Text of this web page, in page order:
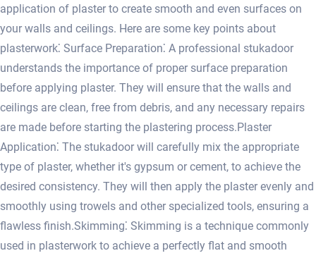
application of plaster to create smooth and even surfaces on
your walls and ceilings.​ Here are some key points about
plasterwork⁚ Surface Preparation⁚ A professional stukadoor
understands the importance of proper surface preparation
before applying plaster.​ They will ensure that the walls and
ceilings are clean, free from debris, and any necessary repairs
are made before starting the plastering process.​ Plaster
Application⁚ The stukadoor will carefully mix the appropriate
type of plaster, whether it's gypsum or cement, to achieve the
desired consistency. They will then apply the plaster evenly and
smoothly using trowels and other specialized tools, ensuring a
flawless finish.​ Skimming⁚ Skimming is a technique commonly
used in plasterwork to achieve a perfectly flat and smooth